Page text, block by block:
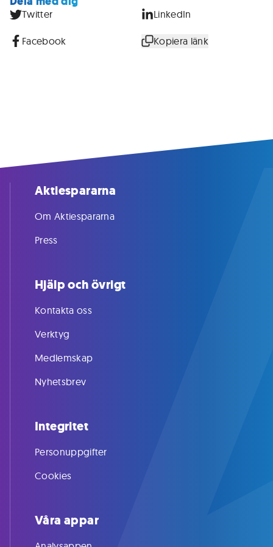
Twitter LinkedIn
Facebook Kopiera länk
Aktiespararna
Om Aktiespararna
Press
Hjälp och övrigt
Kontakta oss
Verktyg
Medlemskap
Nyhetsbrev
Integritet
Personuppgifter
Cookies
Våra appar